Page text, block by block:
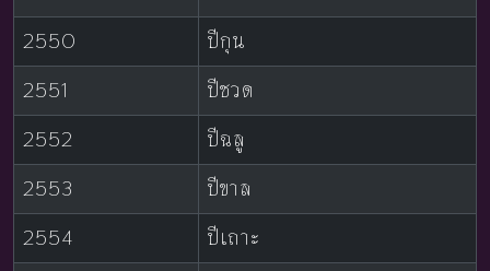
2550
ปีกุน
2551
ปีชวด
2552
ปีฉลู
2553
ปีขาล
2554
ปีเถาะ